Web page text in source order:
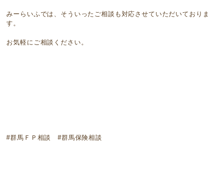
みーらいふでは、そういったご相談も対応させていただいておりま
す。
お気軽にご相談ください。
#群馬ＦＰ相談 #群馬保険相談